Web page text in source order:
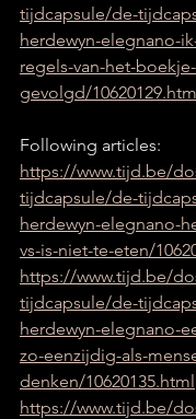
tijdcapsule/de-
herdewyn-elegnano-
regels-van-het-boekje-
gevolgd/
Following articles:
https://www.tijd.be/
tijdcapsule/de-
herdewyn-elegnano-
vs-is-niet-te-eten/
https://www.tijd.be/
tijdcapsule/de-
herdewyn-elegnano-
zo-eenzijdig-als-
denken/10620135.html
https://www.tijd.be/